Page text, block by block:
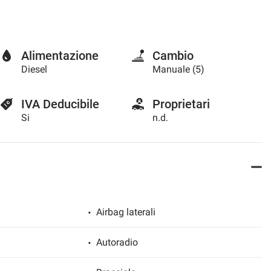
Alimentazione
Diesel
Cambio
Manuale (5)
IVA Deducibile
Si
Proprietari
n.d.
Airbag laterali
Autoradio